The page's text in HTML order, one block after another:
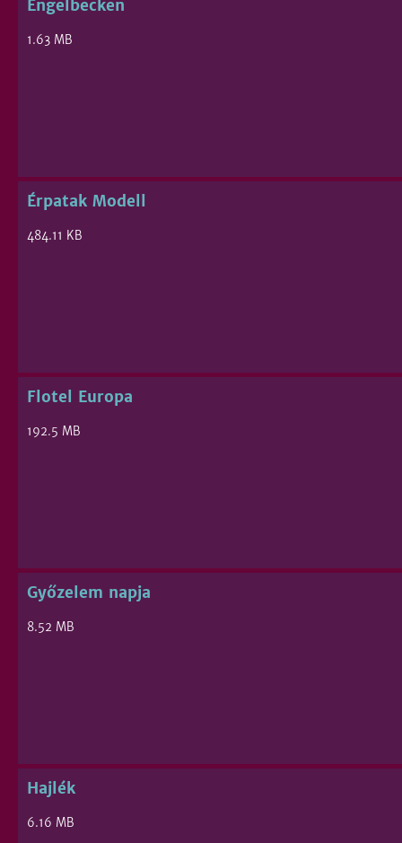
Engelbecken
1.63 MB
Érpatak Modell
484.11 KB
Flotel Europa
192.5 MB
Győzelem napja
8.52 MB
Hajlék
6.16 MB